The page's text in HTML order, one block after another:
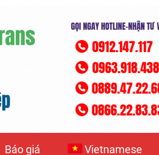
Báo giá Vietnamese